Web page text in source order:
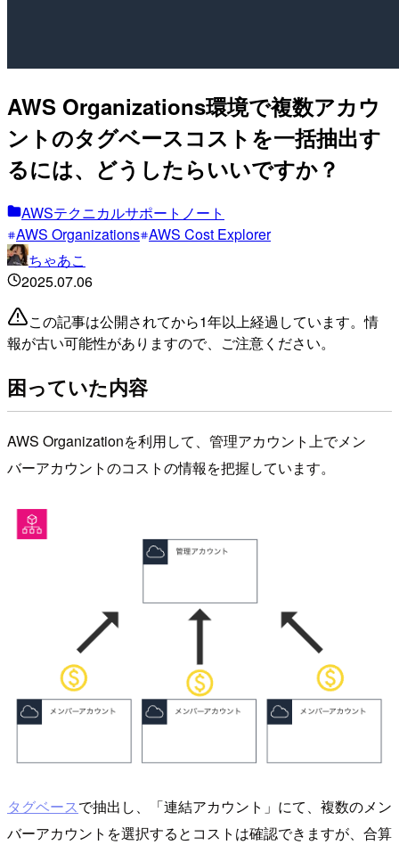
AWS Organizations環境で複数アカウ
ントのタグベースコストを一括抽出す
るには、どうしたらいいですか？
AWSテクニカルサポートノート
AWS Organizations AWS Cost Explorer
ちゃあこ
2025.07.06
この記事は公開されてから1年以上経過しています。情
報が古い可能性がありますので、ご注意ください。
困っていた内容
AWS Organizationを利用して、管理アカウント上でメン
バーアカウントのコストの情報を把握しています。
タグベースで抽出し、「連結アカウント」にて、複数のメン
バーアカウントを選択するとコストは確認できますが、合算